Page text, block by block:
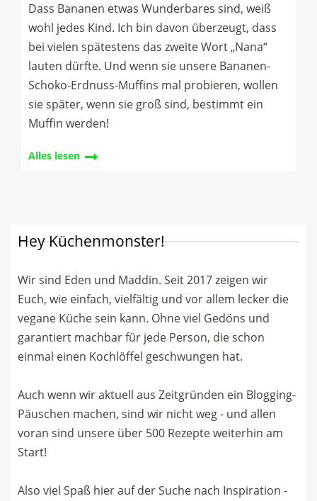
Dass Bananen etwas Wunderbares sind, weiß
wohl jedes Kind. Ich bin davon überzeugt, dass
bei vielen spätestens das zweite Wort „Nana“
lauten dürfte. Und wenn sie unsere Bananen-
Schoko-Erdnuss-Muffins mal probieren, wollen
sie später, wenn sie groß sind, bestimmt ein
Muffin werden!
Alles lesen
Hey Küchenmonster!
Wir sind Eden und Maddin. Seit 2017 zeigen wir
Euch, wie einfach, vielfältig und vor allem lecker die
vegane Küche sein kann. Ohne viel Gedöns und
garantiert machbar für jede Person, die schon
einmal einen Kochlöffel geschwungen hat.
Auch wenn wir aktuell aus Zeitgründen ein Blogging-
Päuschen machen, sind wir nicht weg - und allen
voran sind unsere über 500 Rezepte weiterhin am
Start!
Also viel Spaß hier auf der Suche nach Inspiration -